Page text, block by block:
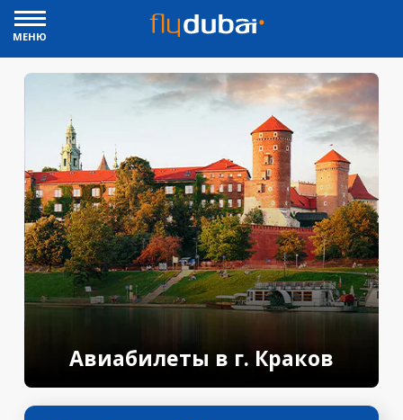
МЕНЮ
Авиабилеты в г. Краков